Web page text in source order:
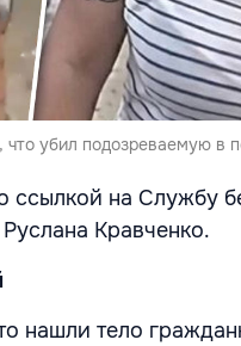
убил подозреваемую в
ссылкой на Службу
Кравченко.
нашли тело